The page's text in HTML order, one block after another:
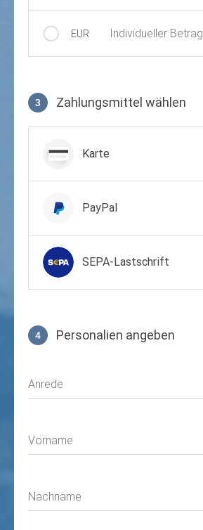
EUR Individueller Betrag
3 Zahlungsmittel wählen
Karte
PayPal
SEPA-Lastschrift
4 Personalien angeben
Anrede
Vorname
Nachname